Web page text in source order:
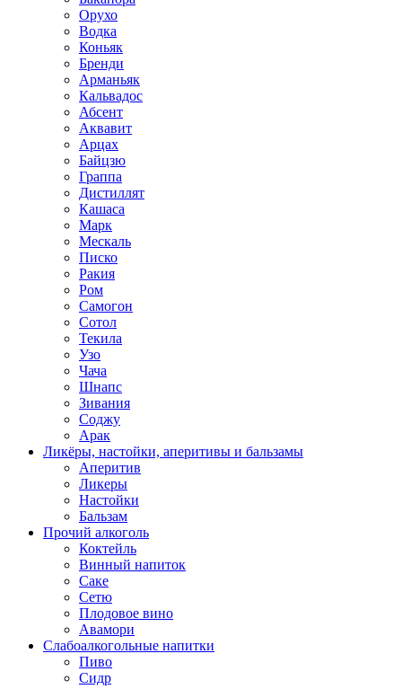
Орухо
Водка
Коньяк
Бренди
Арманьяк
Кальвадос
Абсент
Аквавит
Арцах
Байцзю
Граппа
Дистиллят
Кашаса
Марк
Мескаль
Писко
Ракия
Ром
Самогон
Сотол
Текила
Узо
Чача
Шнапс
Зивания
Соджу
Арак
Ликёры, настойки, аперитивы и бальзамы
Аперитив
Ликеры
Настойки
Бальзам
Прочий алкоголь
Коктейль
Винный напиток
Саке
Сетю
Плодовое вино
Авамори
Слабоалкогольные напитки
Пиво
Сидр